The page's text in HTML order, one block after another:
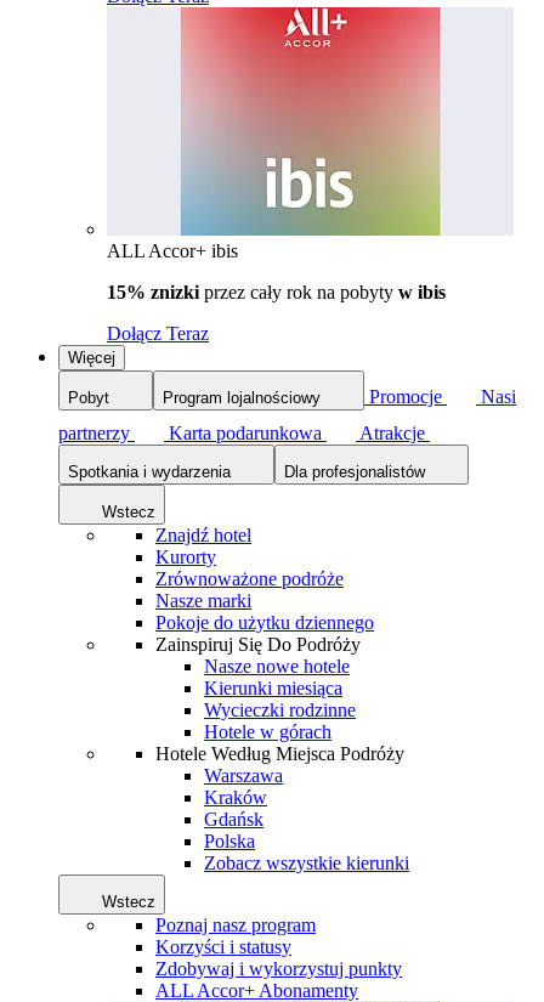
ALL Accor+ ibis
15% znizki przez cały rok na pobyty w ibis
Dołącz Teraz
Więcej
Pobyt Program lojalnościowy Promocje
Nasi
partnerzy
Karta podarunkowa Atrakcje
Spotkania i wydarzenia Dla profesjonalistów
Wstecz
Znajdź hotel
Kurorty
Zrównoważone podróże
Nasze marki
Pokoje do użytku dziennego
Zainspiruj Się Do Podróży
Nasze nowe hotele
Kierunki miesiąca
Wycieczki rodzinne
Hotele w górach
Hotele Według Miejsca Podróży
Warszawa
Kraków
Gdańsk
Polska
Zobacz wszystkie kierunki
Wstecz
Poznaj nasz program
Korzyści i statusy
Zdobywaj i wykorzystuj punkty
ALL Accor+ Abonamenty